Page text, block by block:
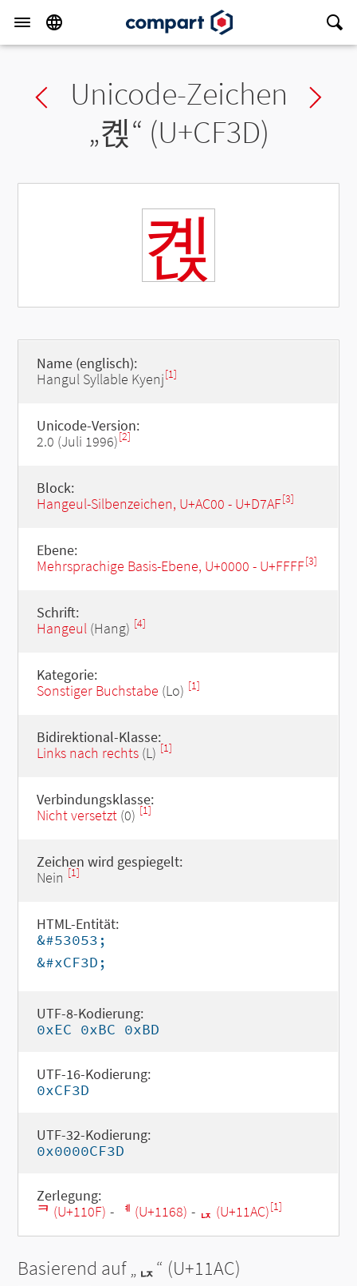
Previous char
Unicode-Zeichen
„켽“ (U+CF3D)
켽
Name (englisch):
Hangul Syllable Kyenj[1]
Unicode-Version:
2.0 (Juli 1996)[2]
Block:
Hangeul-Silbenzeichen, U+AC00 - U+D7AF[3]
Ebene:
Mehrsprachige Basis-Ebene, U+0000 - U+FFFF[3]
Schrift:
Hangeul(Hang) [4]
Kategorie:
Sonstiger Buchstabe (Lo) [1]
Bidirektional-Klasse:
Links nach rechts(L) [1]
Verbindungsklasse:
Nicht versetzt(0) [1]
Zeichen wird gespiegelt:
Nein [1]
HTML-Entität:
&#53053;
&#xCF3D;
UTF-8-Kodierung:
0xEC 0xBC 0xBD
UTF-16-Kodierung:
0xCF3D
UTF-32-Kodierung:
0x0000CF3D
Zerlegung:
ᄏ (U+110F) - ᅨ (U+1168) - ᆬ (U+11AC)[1]
Basierend auf „ᆬ“ (U+11AC)